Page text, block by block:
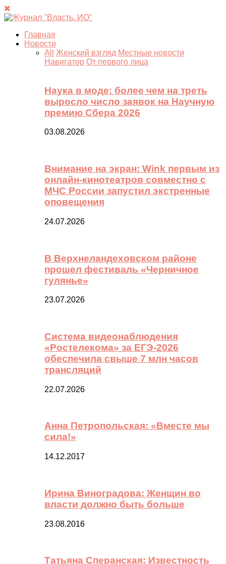
Главная
Новости
All
Женский взгляд Местные новости
Навигатор От первого лица
Наука в моде: более чем на треть
выросло число заявок на Научную
премию Сбера 2026
03.08.2026
Внимание на экран: Wink первым из
онлайн-кинотеатров совместно с
МЧС России запустил экстренные
оповещения
24.07.2026
В Верхнеландеховском районе
прошел фестиваль «Черничное
гулянье»
23.07.2026
Система видеонаблюдения
«Ростелекома» за ЕГЭ-2026
обеспечила свыше 7 млн часов
трансляций
22.07.2026
Анна Петропольская: «Вместе мы
сила!»
14.12.2017
Ирина Виноградова: Женщин во
власти должно быть больше
23.08.2016
Татьяна Сперанская: Известность